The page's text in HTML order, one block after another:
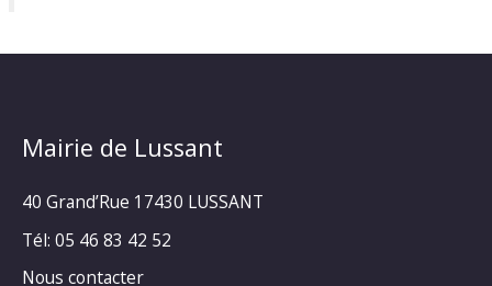
Mairie de Lussant
40 Grand’Rue 17430 LUSSANT
Tél: 05 46 83 42 52
Nous contacter